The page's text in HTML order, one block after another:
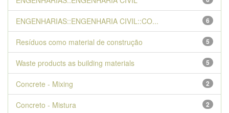
6
ENGENHARIAS::ENGENHARIA CIVIL::CO...
5
Resíduos como material de construção
5
Waste products as building materials
2
Concrete - Mixing
2
Concreto - Mistura